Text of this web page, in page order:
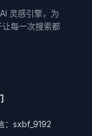
灵感引擎，为
每一次搜索都
：sxbf_9192